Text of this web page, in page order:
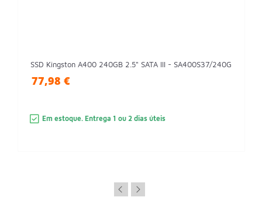
SSD Kingston A400 240GB 2.5" SATA III - SA400S37/240G
77,98 €
Em estoque. Entrega 1 ou 2 dias úteis